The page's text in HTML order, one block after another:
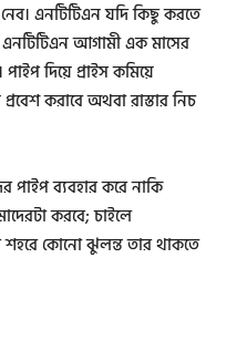
এনটিটিএন যদি কিছু করতে
আগামী এক মাসের
পাইপ দিয়ে প্রাইস কমিয়ে
করাবে অথবা রাস্তার নিচ
ব্যবহার করে নাকি
করবে; চাইলে
শহরে কোনো ঝুলন্ত তার থাকতে